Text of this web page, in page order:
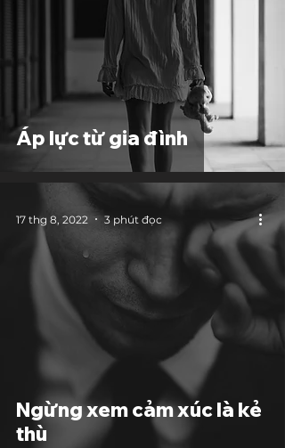
Áp lực từ gia đình
Ngừng xem cảm xúc là kẻ
thù
17 thg 8, 2022 3 phút đọc